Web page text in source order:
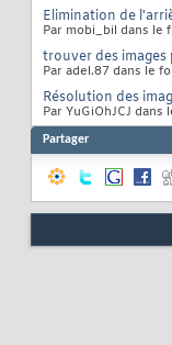
Elimination de
Par mobi_bil dans le
trouver des
Par adel.87 dans le
Résolution des
Par YuGiOhJCJ
Partager